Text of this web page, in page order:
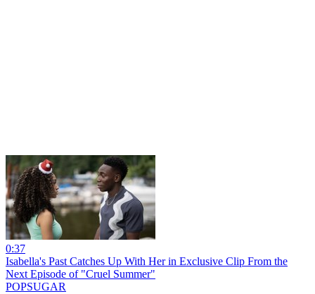
0:37
Isabella's Past Catches Up With Her in Exclusive Clip From the
Next Episode of "Cruel Summer"
POPSUGAR